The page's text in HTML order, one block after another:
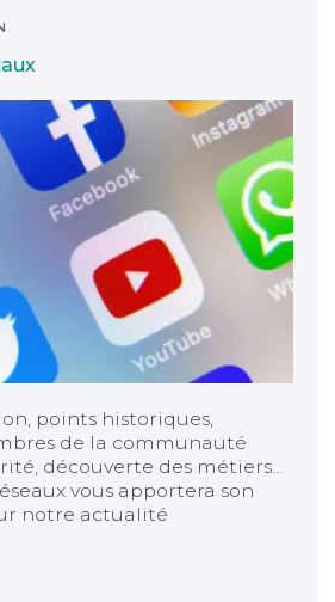
points historiques,
de la communauté
découverte des métiers…
vous apportera son
notre actualité